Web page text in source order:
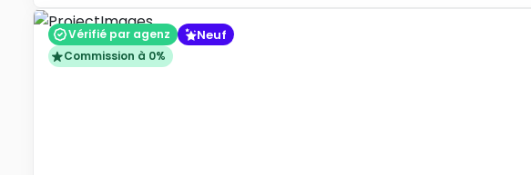
Vérifié par agenz Neuf
Commission à 0%